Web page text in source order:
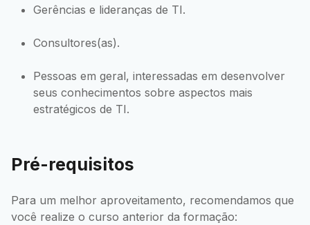
Gerências e lideranças de TI.
Consultores(as).
Pessoas em geral, interessadas em desenvolver
seus conhecimentos sobre aspectos mais
estratégicos de TI.
Pré-requisitos
Para um melhor aproveitamento, recomendamos que
você realize o curso anterior da formação: